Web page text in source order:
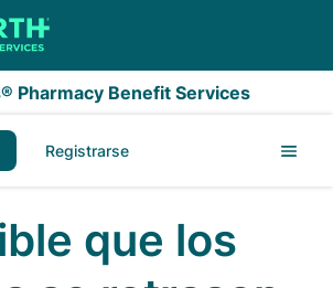
Pharmacy Benefit Services
Registrarse
que los